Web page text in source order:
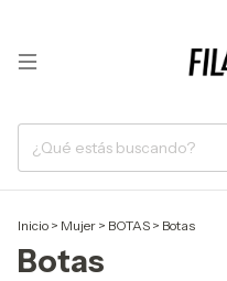
Inicio > Mujer > BOTAS > Botas
Botas